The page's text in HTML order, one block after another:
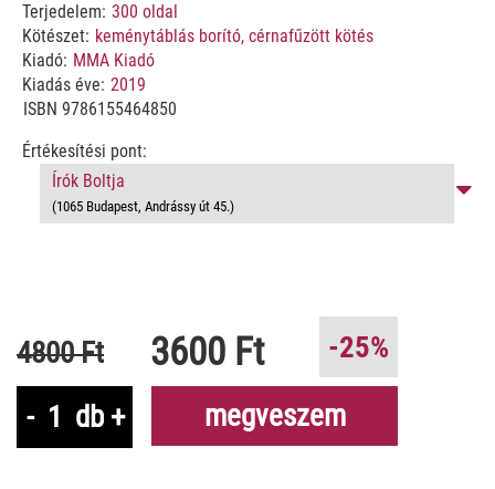
Terjedelem: 300 oldal
Kötészet: keménytáblás borító, cérnafűzött kötés
Kiadó: MMA Kiadó
Kiadás éve: 2019
ISBN 9786155464850
Értékesítési pont:
Írók Boltja
(1065 Budapest, Andrássy út 45.)
4800 Ft 3600 Ft
-25%
-
db + megveszem